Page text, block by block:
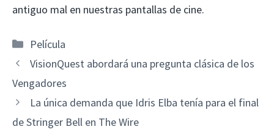
antiguo mal en nuestras pantallas de cine.
Categorías
Película
VisionQuest abordará una pregunta clásica de los
Vengadores
La única demanda que Idris Elba tenía para el final
de Stringer Bell en The Wire